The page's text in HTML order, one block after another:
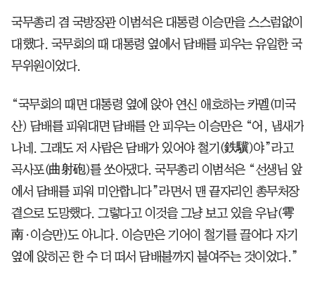
국무총리 겸 국방장관 이범석은 대통령 이승만을 스스럼없이
대했다. 국무회의 때 대통령 옆에서 담배를 피우는 유일한 국
무위원이었다.
“국무회의 때면 대통령 옆에 앉아 연신 애호하는 카멜(미국
산) 담배를 피워대면 담배를 안 피우는 이승만은 “어, 냄새가
나네. 그래도 저 사람은 담배가 있어야 철기(鉄驥)야”라고
곡사포(曲射砲)를 쏘아댔다. 국무총리 이범석은 “선생님 앞
에서 담배를 피워 미안합니다”라면서 맨 끝자리인 총무처장
곁으로 도망했다. 그렇다고 이것을 그냥 보고 있을 우남(雩
南·이승만)도 아니다. 이승만은 기어이 철기를 끌어다 자기
옆에 앉히곤 한 수 더 떠서 담배불까지 붙여주는 것이었다.”